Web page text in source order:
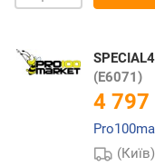
(E6071)
4 797
(Київ)